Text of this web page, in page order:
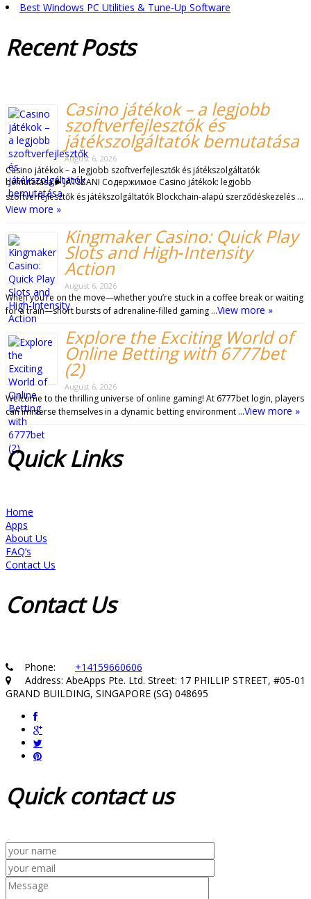
Best Windows PC Utilities & Tune-Up Software
RecentPosts
Casino játékok – a legjobb
szoftverfejlesztők és
játékszolgáltatók bemutatása
August 6, 2026
Casino játékok – a legjobb szoftverfejlesztők és játékszolgáltatók
bemutatása ▶️ JÁTSZANI Содержимое Casino játékok: legjobb
szoftverfejlesztők és játékszolgáltatók Blockchain-alapú szerződéskezelés …
View more »
Kingmaker Casino: Quick Play
Slots and High‑Intensity
Action
August 6, 2026
When you’re on the move—whether you’re stuck in a coffee break or waiting
for a train—short bursts of adrenaline‑filled gaming …View more »
Explore the Exciting World of
Online Betting with 6777bet
(2)
August 6, 2026
Welcome to the thrilling universe of online gaming! At 6777bet login, players
can immerse themselves in a dynamic betting environment …View more »
QuickLinks
Home
Apps
About Us
FAQ’s
Contact Us
ContactUs
Phone: +14159660606
Address: AbeApps Pte. Ltd. Street: 17 PHILLIP STREET, #05-01
GRAND BUILDING, SINGAPORE (SG) 048695
Quickcontact us